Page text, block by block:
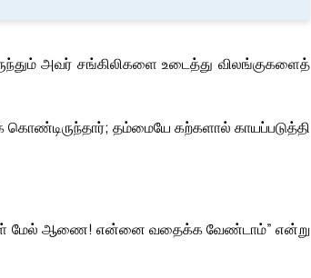
அவர் சங்கிலிகளை உடைத்து விலங்குகளைத்
கொண்டிருந்தார்; தம்மையே கற்களால் காயப்படுத்தி
மேல் ஆணை! என்னை வதைக்க வேண்டாம்” என்று